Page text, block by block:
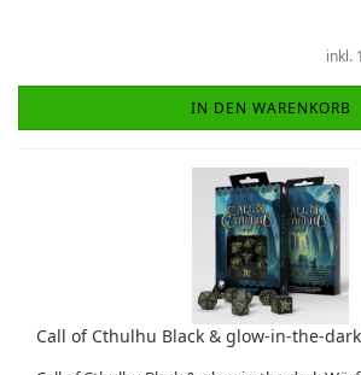
inkl.
IN DEN WARENKORB
Call of Cthulhu Black & glow-in-the-